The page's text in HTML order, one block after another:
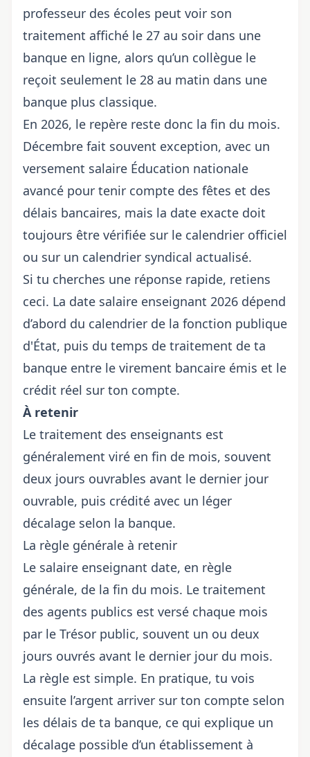
professeur des écoles peut voir son
traitement affiché le 27 au soir dans une
banque en ligne, alors qu’un collègue le
reçoit seulement le 28 au matin dans une
banque plus classique.
En 2026, le repère reste donc la fin du mois.
Décembre fait souvent exception, avec un
versement salaire Éducation nationale
avancé pour tenir compte des fêtes et des
délais bancaires, mais la date exacte doit
toujours être vérifiée sur le calendrier officiel
ou sur un calendrier syndical actualisé.
Si tu cherches une réponse rapide, retiens
ceci. La date salaire enseignant 2026 dépend
d’abord du calendrier de la fonction publique
d'État, puis du temps de traitement de ta
banque entre le virement bancaire émis et le
crédit réel sur ton compte.
À retenir
Le traitement des enseignants est
généralement viré en fin de mois, souvent
deux jours ouvrables avant le dernier jour
ouvrable, puis crédité avec un léger
décalage selon la banque.
La règle générale à retenir
Le salaire enseignant date, en règle
générale, de la fin du mois. Le traitement
des agents publics est versé chaque mois
par le Trésor public, souvent un ou deux
jours ouvrés avant le dernier jour du mois.
La règle est simple. En pratique, tu vois
ensuite l’argent arriver sur ton compte selon
les délais de ta banque, ce qui explique un
décalage possible d’un établissement à